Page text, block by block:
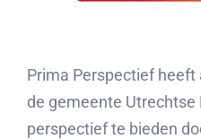
Prima Perspectief
de gemeente Utrechtse
perspectief te bieden